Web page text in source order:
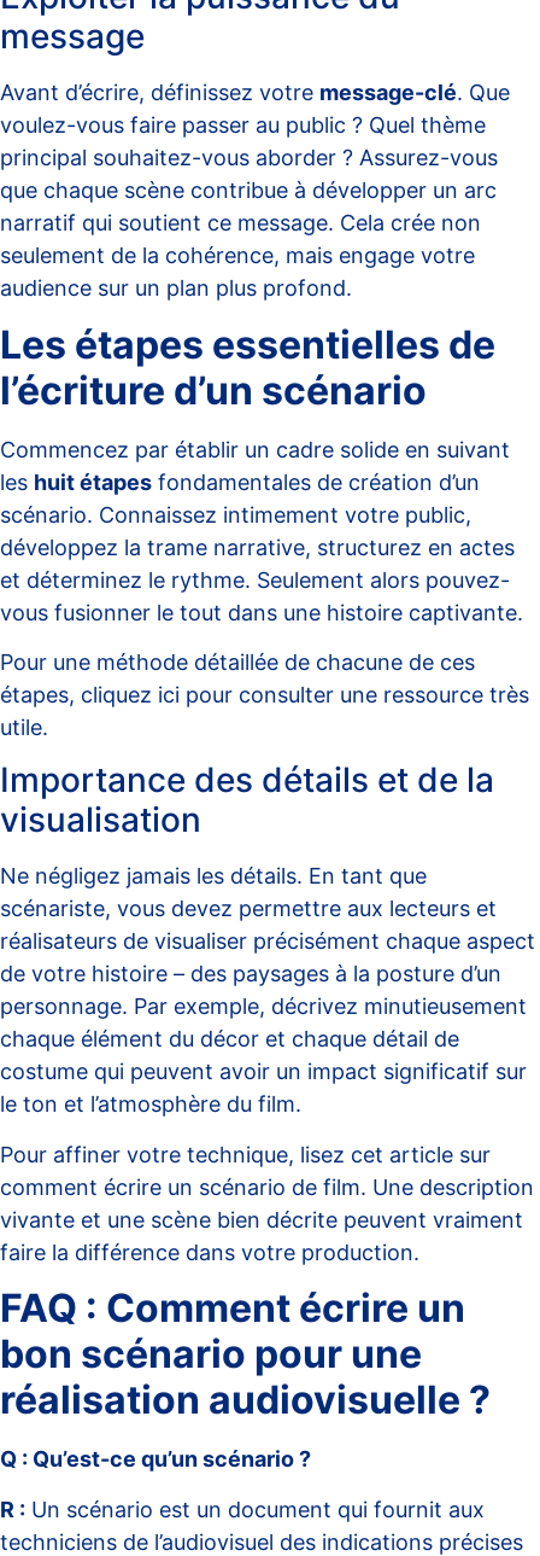
message
Avant d’écrire, définissez votre message-clé. Que
voulez-vous faire passer au public ? Quel thème
principal souhaitez-vous aborder ? Assurez-vous
que chaque scène contribue à développer un arc
narratif qui soutient ce message. Cela crée non
seulement de la cohérence, mais engage votre
audience sur un plan plus profond.
Les étapes essentielles de
l’écriture d’un scénario
Commencez par établir un cadre solide en suivant
les huit étapes fondamentales de création d’un
scénario. Connaissez intimement votre public,
développez la trame narrative, structurez en actes
et déterminez le rythme. Seulement alors pouvez-
vous fusionner le tout dans une histoire captivante.
Pour une méthode détaillée de chacune de ces
étapes, cliquez ici pour consulter une ressource très
utile.
Importance des détails et de la
visualisation
Ne négligez jamais les détails. En tant que
scénariste, vous devez permettre aux lecteurs et
réalisateurs de visualiser précisément chaque aspect
de votre histoire – des paysages à la posture d’un
personnage. Par exemple, décrivez minutieusement
chaque élément du décor et chaque détail de
costume qui peuvent avoir un impact significatif sur
le ton et l’atmosphère du film.
Pour affiner votre technique, lisez cet article sur
comment écrire un scénario de film. Une description
vivante et une scène bien décrite peuvent vraiment
faire la différence dans votre production.
FAQ : Comment écrire un
bon scénario pour une
réalisation audiovisuelle ?
Q : Qu’est-ce qu’un scénario ?
R : Un scénario est un document qui fournit aux
techniciens de l’audiovisuel des indications précises